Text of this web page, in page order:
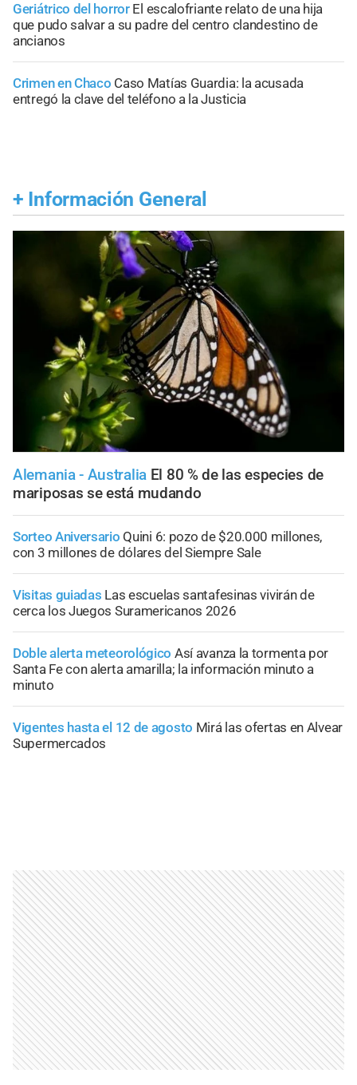
Geriátrico del horror El escalofriante relato de una hija
que pudo salvar a su padre del centro clandestino de
ancianos
Crimen en Chaco Caso Matías Guardia: la acusada
entregó la clave del teléfono a la Justicia
+ Información General
Alemania - Australia El 80 % de las especies de
mariposas se está mudando
Sorteo Aniversario Quini 6: pozo de $20.000 millones,
con 3 millones de dólares del Siempre Sale
Visitas guiadas Las escuelas santafesinas vivirán de
cerca los Juegos Suramericanos 2026
Doble alerta meteorológico Así avanza la tormenta por
Santa Fe con alerta amarilla; la información minuto a
minuto
Vigentes hasta el 12 de agosto Mirá las ofertas en Alvear
Supermercados